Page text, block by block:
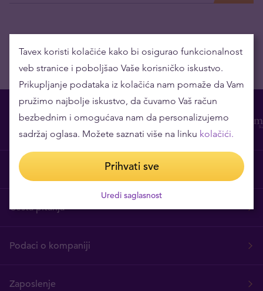
O nama
Česta pitanja
Podaci o kompaniji
Zaposlenje
Tavex koristi kolačiće kako bi osigurao funkcionalnost
veb stranice i poboljšao Vaše korisničko iskustvo.
Prikupljanje podataka iz kolačića nam pomaže da Vam
pružimo najbolje iskustvo, da čuvamo Vaš račun
bezbednim i omogućava nam da personalizujemo
sadržaj oglasa. Možete saznati više na linku kolačići.
Prihvati sve
Uredi saglasnost